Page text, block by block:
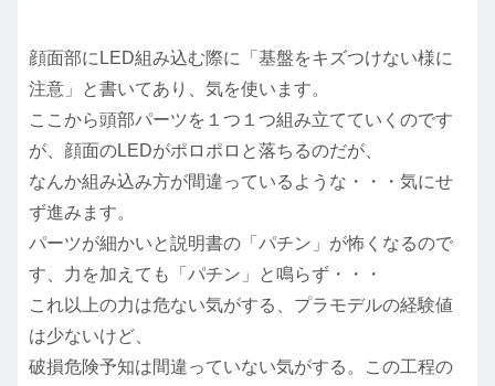
顔面部にLED組み込む際に「基盤をキズつけない様に
注意」と書いてあり、気を使います。
ここから頭部パーツを１つ１つ組み立てていくのです
が、顔面のLEDがポロポロと落ちるのだが、
なんか組み込み方が間違っているような・・・気にせ
ず進みます。
パーツが細かいと説明書の「パチン」が怖くなるので
す、力を加えても「パチン」と鳴らず・・・
これ以上の力は危ない気がする、プラモデルの経験値
は少ないけど、
破損危険予知は間違っていない気がする。この工程の